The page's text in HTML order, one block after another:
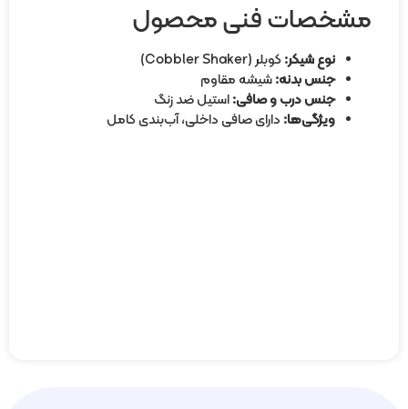
مشخصات فنی محصول
نوع شیکر:کوبلر (Cobbler Shaker)
جنس بدنه:شیشه مقاوم
جنس درب و صافی:استیل ضد زنگ
ویژگی‌ها:دارای صافی داخلی، آب‌بندی کامل